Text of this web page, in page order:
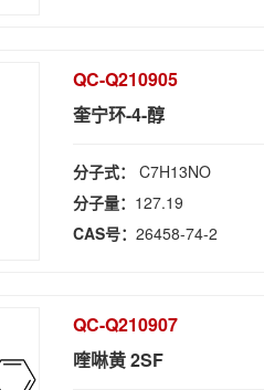
QC-Q210905
奎宁环-4-醇
分子式：C7H13NO
分子量： 127.19
CAS号：26458-74-2
QC-Q210907
喹啉黄 2SF